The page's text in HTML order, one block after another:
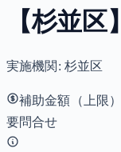
【杉並
実施機関: 杉並区
補助金額（上限）
要問合せ